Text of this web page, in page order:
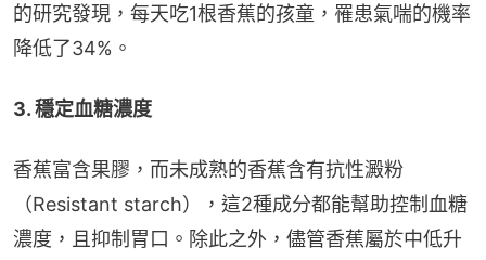
的研究發現，每天吃1根香蕉的孩童，罹患氣喘的機率
降低了34%。
3. 穩定血糖濃度
香蕉富含果膠，而未成熟的香蕉含有抗性澱粉
（Resistant starch），這2種成分都能幫助控制血糖
濃度，且抑制胃口。除此之外，儘管香蕉屬於中低升